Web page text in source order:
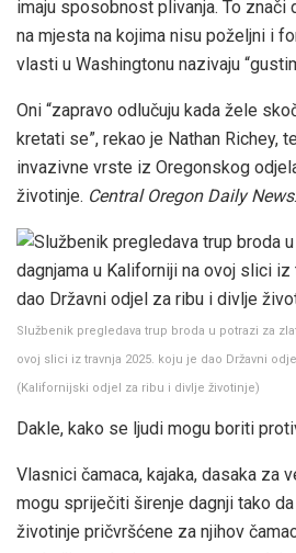
imaju sposobnost plivanja. To znači
na mjesta na kojima nisu poželjni i
vlasti u Washingtonu nazivaju
Oni “zapravo odlučuju kada žele
kretati se”, rekao je Nathan Richey,
invazivne vrste iz Oregonskog
životinje. Central Oregon Daily News.
Službenik pregledava trup broda u potrazi za
ovoj slici iz travnja 2025. koju je dao Državni
( Kalifornijski odjel za ribu i divlje životinje)
Dakle, kako se ljudi mogu boriti
Vlasnici čamaca, kajaka, dasaka za
mogu spriječiti širenje dagnji tako
životinje pričvršćene za njihov